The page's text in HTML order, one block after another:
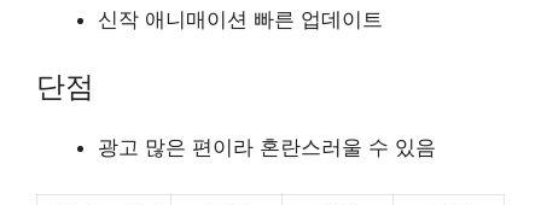
신작 애니매이션 빠른 업데이트
단점
광고 많은 편이라 혼란스러울 수 있음